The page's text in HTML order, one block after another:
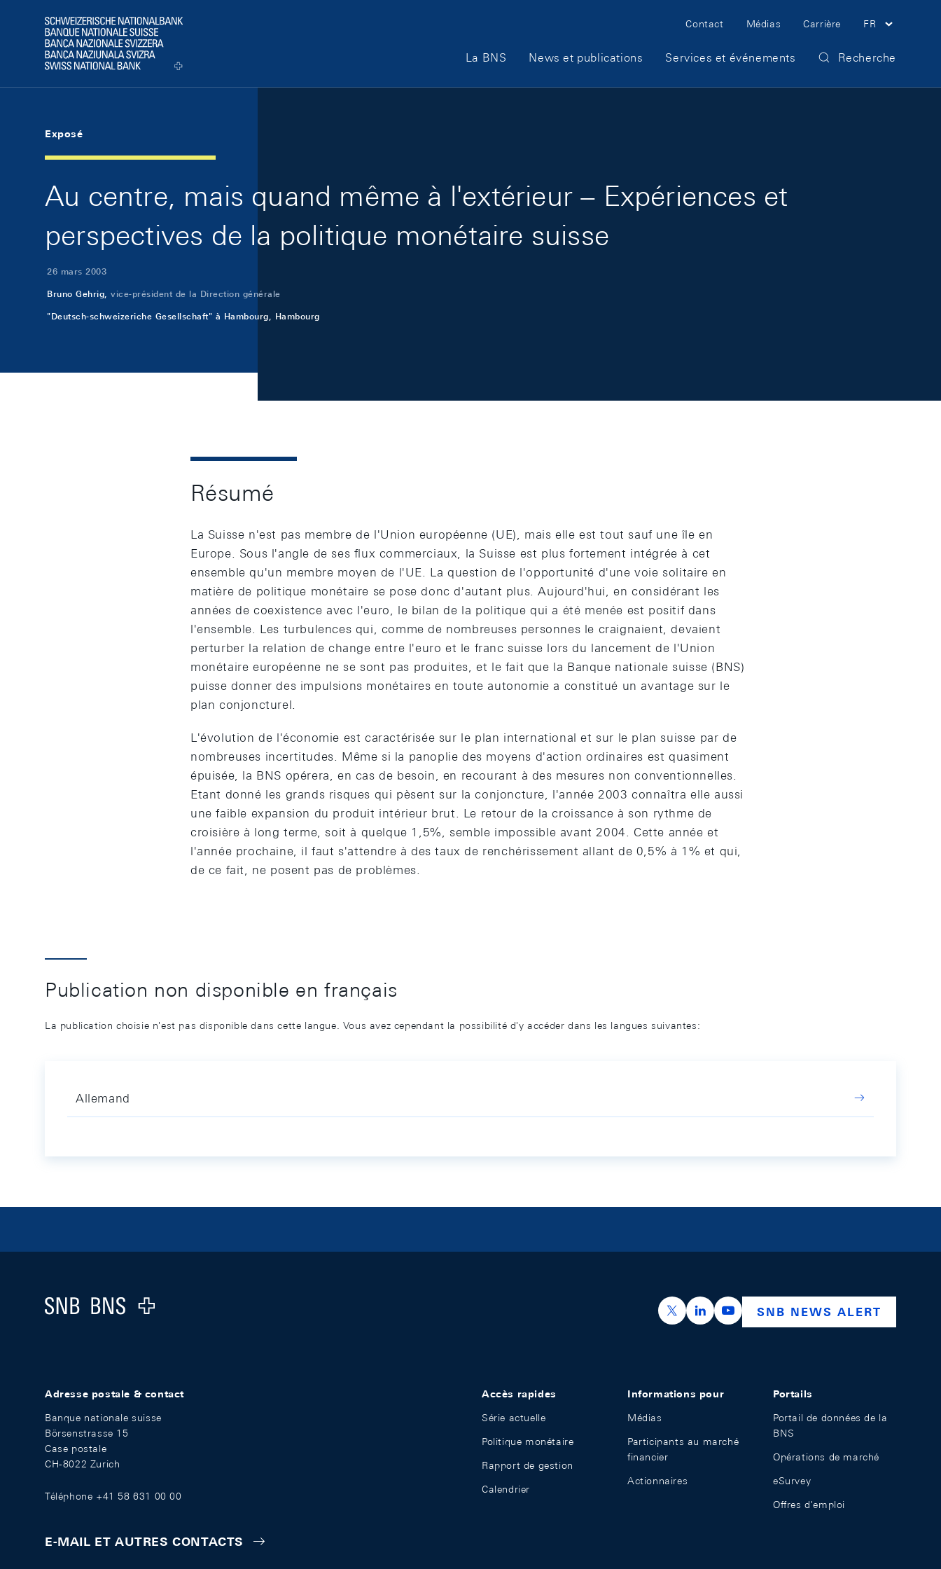
Logo
Meta Navigation
Contact Médias Carrière FR
Main Navigation
La BNS News et publications Services et événements Recherche
Exposé
Au centre, mais quand même à l'extérieur – Expériences et
perspectives de la politique monétaire suisse
26 mars 2003
Bruno Gehrig, vice-président de la Direction générale
"Deutsch-schweizeriche Gesellschaft" à Hambourg, Hambourg
Résumé
La Suisse n'est pas membre de l'Union européenne (UE), mais elle est tout sauf une île en
Europe. Sous l'angle de ses flux commerciaux, la Suisse est plus fortement intégrée à cet
ensemble qu'un membre moyen de l'UE. La question de l'opportunité d'une voie solitaire en
matière de politique monétaire se pose donc d'autant plus. Aujourd'hui, en considérant les
années de coexistence avec l'euro, le bilan de la politique qui a été menée est positif dans
l'ensemble. Les turbulences qui, comme de nombreuses personnes le craignaient, devaient
perturber la relation de change entre l'euro et le franc suisse lors du lancement de l'Union
monétaire européenne ne se sont pas produites, et le fait que la Banque nationale suisse (BNS)
puisse donner des impulsions monétaires en toute autonomie a constitué un avantage sur le
plan conjoncturel.
L'évolution de l'économie est caractérisée sur le plan international et sur le plan suisse par de
nombreuses incertitudes. Même si la panoplie des moyens d'action ordinaires est quasiment
épuisée, la BNS opérera, en cas de besoin, en recourant à des mesures non conventionnelles.
Etant donné les grands risques qui pèsent sur la conjoncture, l'année 2003 connaîtra elle aussi
une faible expansion du produit intérieur brut. Le retour de la croissance à son rythme de
croisière à long terme, soit à quelque 1,5%, semble impossible avant 2004. Cette année et
l'année prochaine, il faut s'attendre à des taux de renchérissement allant de 0,5% à 1% et qui,
de ce fait, ne posent pas de problèmes.
Publication non disponible en français
La publication choisie n'est pas disponible dans cette langue. Vous avez cependant la possibilité d'y accéder dans les langues suivantes:
Allemand
Logo
https://x.com/snb_bns
https://ch.linkedin.com/company/swiss-
https://www.youtube.com/
SNB NEWS ALERT
Adresse postale & contact
Banque nationale suisse
Börsenstrasse 15
Case postale
CH-8022 Zurich
Téléphone +41 58 631 00 00
E-MAIL ET AUTRES CONTACTS
Accès rapides
Série actuelle
Politique monétaire
Rapport de gestion
Calendrier
Informations pour
Médias
Participants au marché
financier
Actionnaires
Portails
Portail de données de la
BNS
Opérations de marché
eSurvey
Offres d'emploi